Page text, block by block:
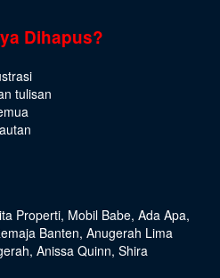
Dihapus?
tulisan
Properti, Mobil Babe, Ada Apa,
Banten, Anugerah Lima
, Anissa Quinn, Shira